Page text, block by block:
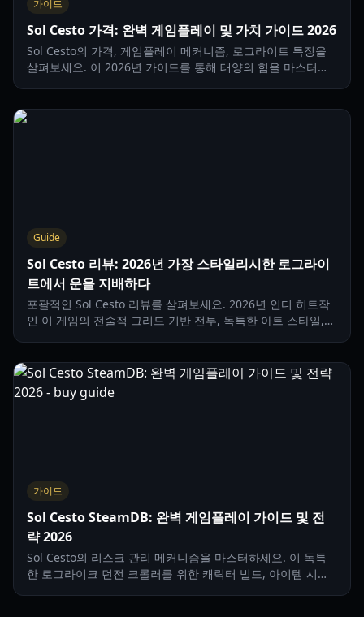
가이드
Sol Cesto 가격: 완벽 게임플레이 및 가치 가이드 2026
Sol Cesto의 가격, 게임플레이 메커니즘, 로그라이트 특징을
살펴보세요. 이 2026년 가이드를 통해 태양의 힘을 마스터하
Guide
Sol Cesto 리뷰: 2026년 가장 스타일리시한 로그라이
트에서 운을 지배하다
포괄적인 Sol Cesto 리뷰를 살펴보세요. 2026년 인디 히트작
인 이 게임의 전술적 그리드 기반 전투, 독특한 아트 스타일,
가이드
Sol Cesto SteamDB: 완벽 게임플레이 가이드 및 전
략 2026
Sol Cesto의 리스크 관리 메커니즘을 마스터하세요. 이 독특
한 로그라이크 던전 크롤러를 위한 캐릭터 빌드, 아이템 시너